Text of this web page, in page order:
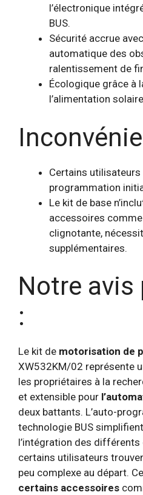
l’électronique
BUS.
Sécurité accrue
automatique des
ralentissement de
Écologique grâce à
l’alimentation
Certains
programmation
Le kit de base
accessoires
clignotante,
supplémentaires.
Notre avis
:
Le kit de motorisation de
XW532KM/02 représente
les propriétaires à la
et extensible pour
deux battants. L’auto-
technologie BUS
l’intégration des
certains utilisateurs
peu complexe au départ.
certains accessoires